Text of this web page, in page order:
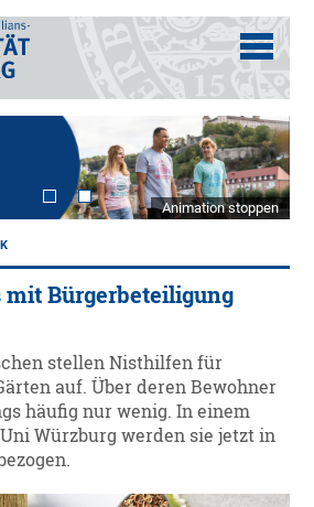
Animation stoppen
Bürgerbeteiligung
stellen Nisthilfen für
auf. Über deren Bewohner
häufig nur wenig. In einem
Würzburg werden sie jetzt in